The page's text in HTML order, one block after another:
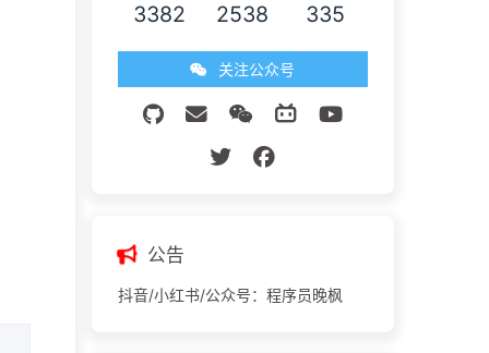
3382 2538 335
关注公众号
公告
抖音/小红书/公众号：程序员晚枫